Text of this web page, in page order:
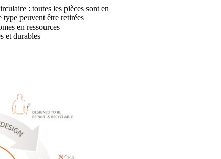
: toutes les pièces sont en
peuvent être retirées
en ressources
et durables